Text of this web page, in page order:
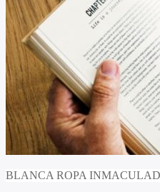
BLANCA ROPA